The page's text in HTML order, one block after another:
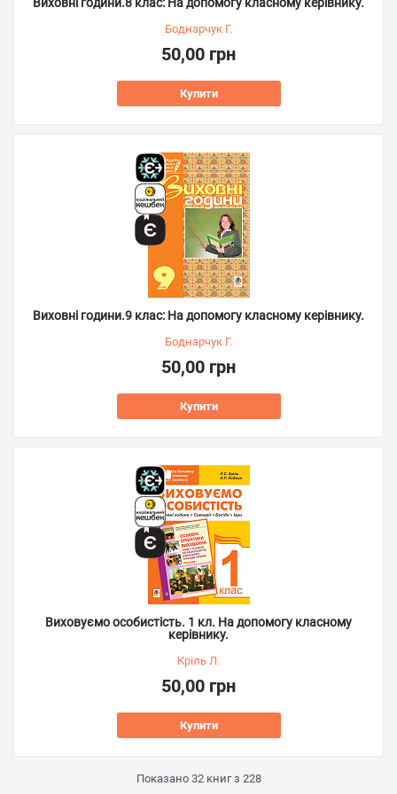
Боднарчук Г.
50,00 грн
Купити
Виховні години.9 клас: На допомогу класному керівнику.
Боднарчук Г.
50,00 грн
Купити
Виховуємо особистість. 1 кл. На допомогу класному
керівнику.
Кріль Л.
50,00 грн
Купити
Показано 32книг з 228